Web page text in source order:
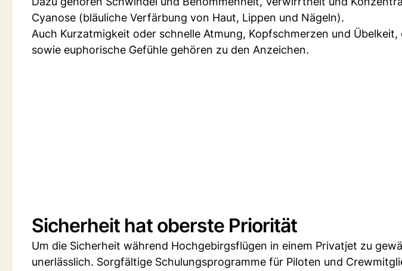
Cyanose (bläuliche Verfärbung von Haut, Lippen und Nägeln).
Auch Kurzatmigkeit oder schnelle Atmung, Kopfschmerzen und
sowie euphorische Gefühle gehören zu den Anzeichen.
Sicherheit hat oberste Priorität
Um die Sicherheit während Hochgebirgsflügen in einem Privatjet zu
unerlässlich. Sorgfältige Schulungsprogramme für Piloten und